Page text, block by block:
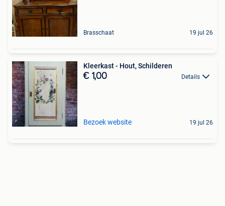
Brasschaat 19 jul 26
Kleerkast - Hout, Schilderen
€ 1,00 Details
Bezoek website 19 jul 26